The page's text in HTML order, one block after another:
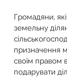
Громадяни,
земельну
призначення
своїм правом
подарувати